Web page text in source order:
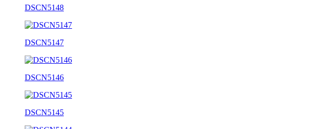
DSCN5148
DSCN5147
DSCN5146
DSCN5145